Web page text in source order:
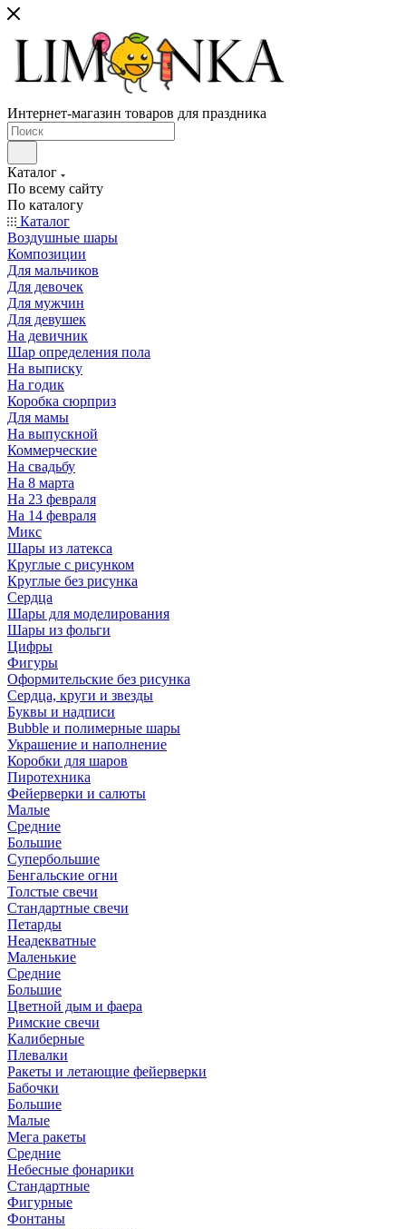
Интернет-магазин товаров для праздника
Каталог
По всему сайту
По каталогу
Каталог
Воздушные шары
Композиции
Для мальчиков
Для девочек
Для мужчин
Для девушек
На девичник
Шар определения пола
На выписку
На годик
Коробка сюрприз
Для мамы
На выпускной
Коммерческие
На свадьбу
На 8 марта
На 23 февраля
На 14 февраля
Микс
Шары из латекса
Круглые с рисунком
Круглые без рисунка
Сердца
Шары для моделирования
Шары из фольги
Цифры
Фигуры
Оформительские без рисунка
Сердца, круги и звезды
Буквы и надписи
Bubble и полимерные шары
Украшение и наполнение
Коробки для шаров
Пиротехника
Фейерверки и салюты
Малые
Средние
Большие
Супербольшие
Бенгальские огни
Толстые свечи
Стандартные свечи
Петарды
Неадекватные
Маленькие
Средние
Большие
Цветной дым и фаера
Римские свечи
Калиберные
Плевалки
Ракеты и летающие фейерверки
Бабочки
Большие
Малые
Мега ракеты
Средние
Небесные фонарики
Стандартные
Фигурные
Фонтаны